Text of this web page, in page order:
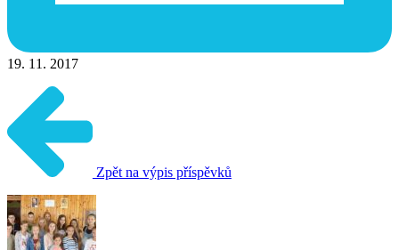
19. 11. 2017
Zpět na výpis příspěvků